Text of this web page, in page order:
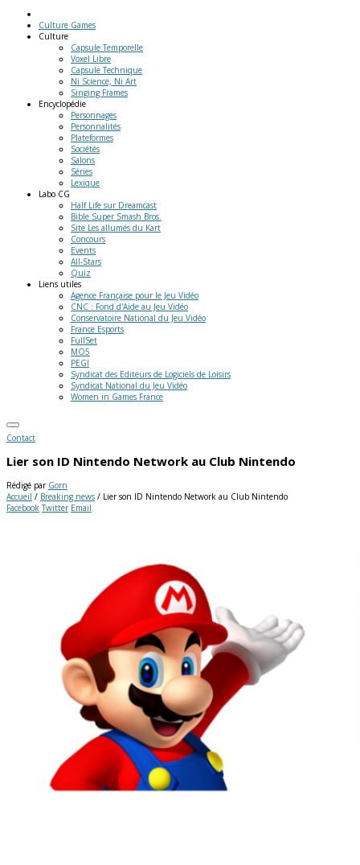
Culture Games
Culture
Capsule Temporelle
Voxel Libre
Capsule Technique
Ni Science, Ni Art
Singing Frames
Encyclopédie
Personnages
Personnalités
Plateformes
Sociétés
Salons
Séries
Lexique
Labo CG
Half Life sur Dreamcast
Bible Super Smash Bros.
Site Les allumés du Kart
Concours
Events
All-Stars
Quiz
Liens utiles
Agence Française pour le Jeu Vidéo
CNC : Fond d'Aide au Jeu Vidéo
Conservatoire National du Jeu Vidéo
France Esports
FullSet
MO5
PEGI
Syndicat des Editeurs de Logiciels de Loisirs
Syndicat National du Jeu Vidéo
Women in Games France
Contact
Lier son ID Nintendo Network au Club Nintendo
Rédigé par Gorn
Accueil / Breaking news / Lier son ID Nintendo Network au Club Nintendo
Facebook Twitter Email